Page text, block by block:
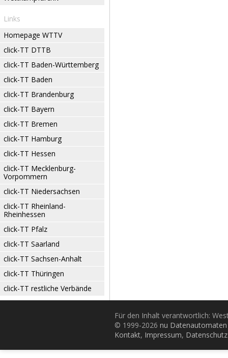
Links
Homepage WTTV
click-TT DTTB
click-TT Baden-Württemberg
click-TT Baden
click-TT Brandenburg
click-TT Bayern
click-TT Bremen
click-TT Hamburg
click-TT Hessen
click-TT Mecklenburg-
Vorpommern
click-TT Niedersachsen
click-TT Rheinland-
Rheinhessen
click-TT Pfalz
click-TT Saarland
click-TT Sachsen-Anhalt
click-TT Thüringen
click-TT restliche Verbände
Für den Inhalt verantwortlich:
© 1999-2026 nu
Kontakt, Impressum, Datenschutz